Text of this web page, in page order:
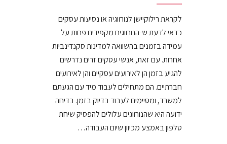
לקראת רילוקיישן לנורווגיה או נסיעות עסקים
כדאי לדעת ש-הנורווגים מקפידים פחות על
עמידה בזמנים בהשוואה למדינות סקנדינביות
אחרות. עם זאת, אנשי עסקים זרים נדרשים
להגיע בזמן הן לאירועים עסקיים והן לאירועים
חברתיים. הם מתחילים לעבוד מיד עם הגעתם
למשרד, ומסיימים לעבוד בדיוק בזמן. בדיחה
ידועה היא שהנורווגים עלולים להפסיק שיחת
טלפון באמצע מכיוון שיום העבודה…